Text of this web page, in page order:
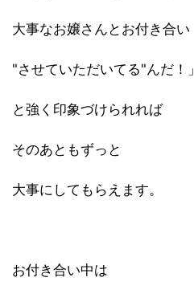
大事なお嬢さんとお付き合い
"させていただいてる"んだ！」
と強く印象づけられれば
そのあともずっと
大事にしてもらえます。
お付き合い中は